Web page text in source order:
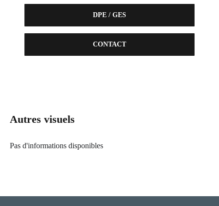
DPE / GES
CONTACT
Autres visuels
Pas d'informations disponibles